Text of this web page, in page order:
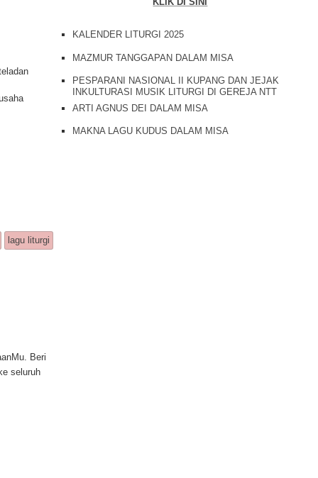
lagu liturgi
Beri
seluruh
KALENDER LITURGI 2025
MAZMUR TANGGAPAN DALAM MISA
PESPARANI NASIONAL II KUPANG DAN JEJAK
INKULTURASI MUSIK LITURGI DI GEREJA NTT
ARTI AGNUS DEI DALAM MISA
MAKNA LAGU KUDUS DALAM MISA